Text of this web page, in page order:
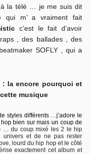
la télé … je me suis dit
m’ a vraiment fait
c’est le fait d’avoir
, des ballades , des
SOFLY , qui a
: la encore pourquoi et
musique
styles différents …j’adore le
bien sur mais un coup de
…
du coup mixé les 2 le hip
univers et de ne pas rester
lourd du hip hop et le côté
exactement cet album et